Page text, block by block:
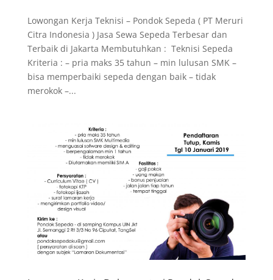
Lowongan Kerja Teknisi – Pondok Sepeda ( PT Meruri
Citra Indonesia ) Jasa Sewa Sepeda Terbesar dan
Terbaik di Jakarta Membutuhkan : Teknisi Sepeda
Kriteria : – pria maks 35 tahun – min lulusan SMK –
bisa memperbaiki sepeda dengan baik – tidak
merokok –...